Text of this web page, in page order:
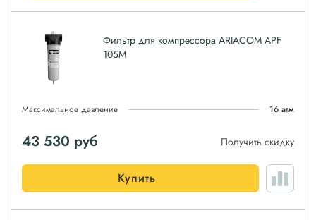
Фильтр для компрессора ARIACOM APF
105M
Максимальное давление 16 атм
43 530 руб Получить скидку
Купить